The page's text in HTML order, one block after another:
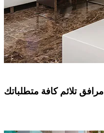
مرافق تلائم كافة متطلباتك